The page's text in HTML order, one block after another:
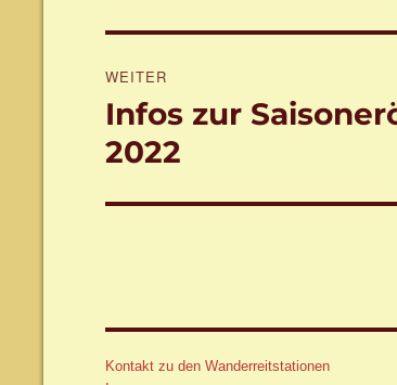
WEITER
Nächster
Beitrag:
Infos zur
2022
Kontakt zu den Wanderreitstationen